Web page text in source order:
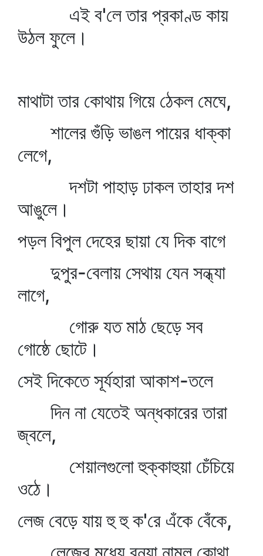
এই ব'লে তার প্রকাণ্ড কায়
উঠল ফুলে।
মাথাটা তার কোথায় গিয়ে ঠেকল মেঘে,
শালের গুঁড়ি ভাঙল পায়ের ধাক্কা
লেগে,
দশটা পাহাড় ঢাকল তাহার দশ
আঙুলে।
পড়ল বিপুল দেহের ছায়া যে দিক বাগে
দুপুর-বেলায় সেথায় যেন সন্ধ্যা
লাগে,
গোরু যত মাঠ ছেড়ে সব
গোষ্ঠে ছোটে।
সেই দিকেতে সূর্যহারা আকাশ-তলে
দিন না যেতেই অন্ধকারের তারা
জ্বলে,
শেয়ালগুলো হুক্কাহুয়া চেঁচিয়ে
ওঠে।
লেজ বেড়ে যায় হু হু ক'রে এঁকে বেঁকে,